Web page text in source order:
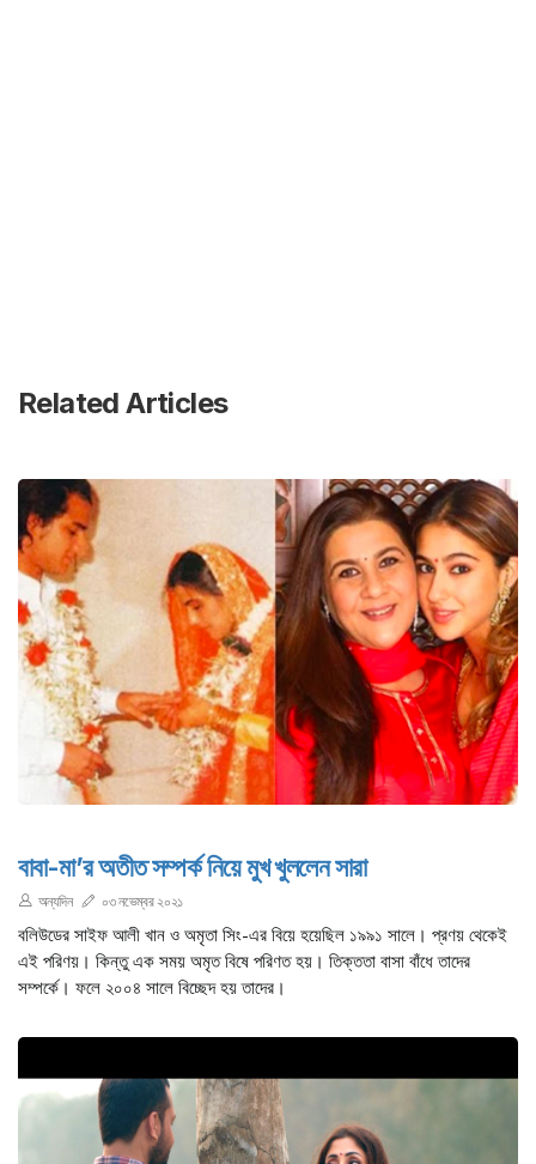
Related Articles
বাবা-মা’র অতীত সম্পর্ক নিয়ে মুখ খুললেন সারা
অন্যদিন ০৩ নভেম্বর ২০২১
বলিউডের সাইফ আলী খান ও অমৃতা সিং-এর বিয়ে হয়েছিল ১৯৯১ সালে। প্রণয় থেকেই
এই পরিণয়। কিন্তু এক সময় অমৃত বিষে পরিণত হয়। তিক্ততা বাসা বাঁধে তাদের
সম্পর্কে। ফলে ২০০৪ সালে বিচ্ছেদ হয় তাদের।